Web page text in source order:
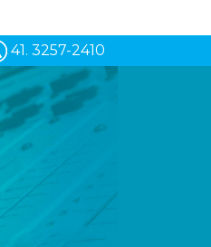
41. 3257-2410